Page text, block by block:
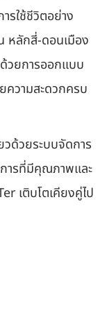
รใช้ชีวิตอย่าง
หลักสี่-ดอนเมือง
ด้วยการออกแบบ
ความสะดวกครบ
วด้วยระบบจัดการ
ารที่มีคุณภาพและ
เติบโตเคียงคู่ไป